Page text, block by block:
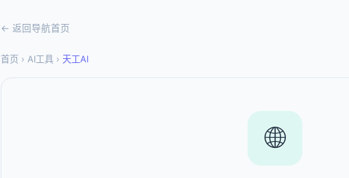
← 返回导航首页
首页 › AI工具 › 天工AI
🌐